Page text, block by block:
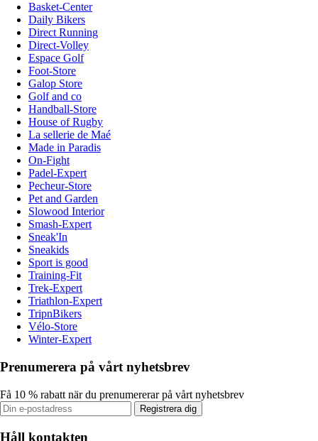
Basket-Center
Daily Bikers
Direct Running
Direct-Volley
Espace Golf
Foot-Store
Galop Store
Golf and co
Handball-Store
House of Rugby
La sellerie de Maé
Made in Paradis
On-Fight
Padel-Expert
Pecheur-Store
Pet and Garden
Slowood Interior
Smash-Expert
Sneak'In
Sneakids
Sport is good
Training-Fit
Trek-Expert
Triathlon-Expert
TripnBikers
Vélo-Store
Winter-Expert
Prenumerera på vårt nyhetsbrev
Få 10 % rabatt när du prenumererar på vårt nyhetsbrev
Registrera dig
Håll kontakten